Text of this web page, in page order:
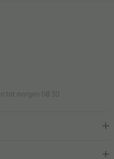
tot morgen 08:30